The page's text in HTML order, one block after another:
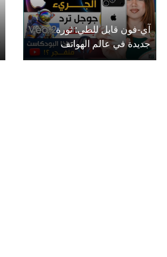
آي-فون قابل للطي: ثورة
جديدة في عالم الهواتف